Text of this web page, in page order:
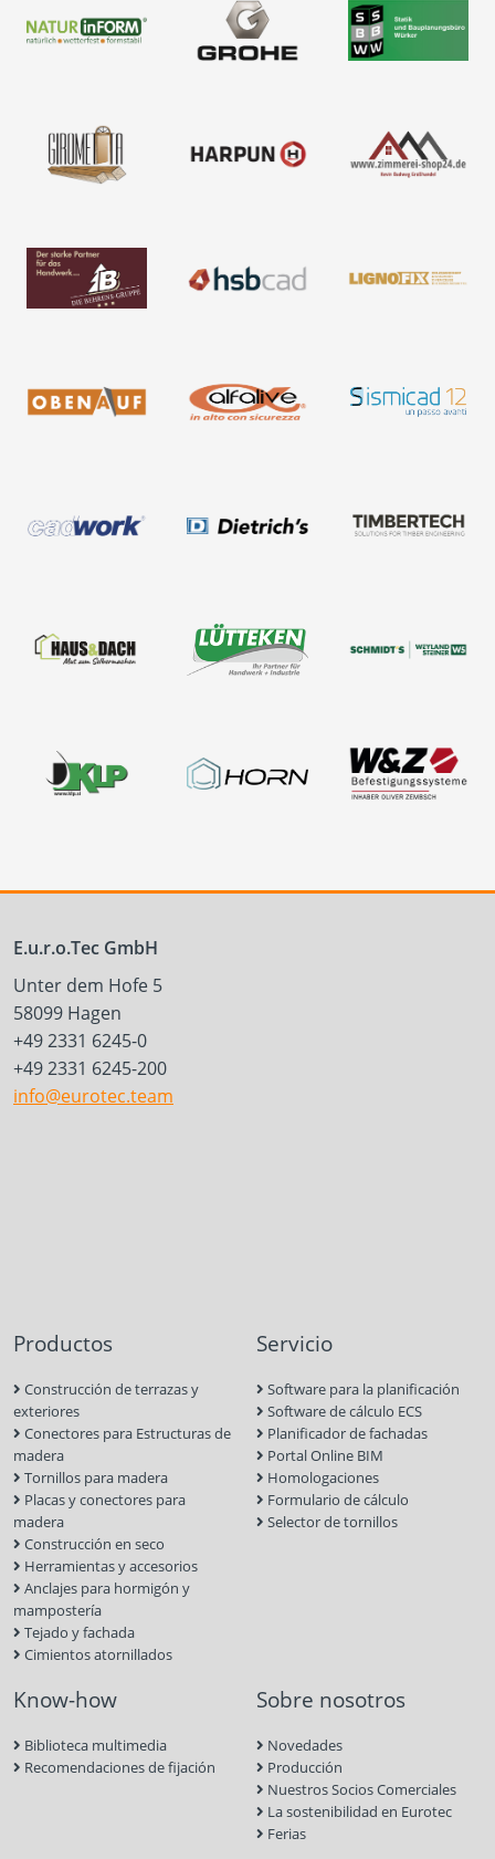
E.u.r.o.Tec GmbH
Unter dem Hofe 5
58099 Hagen
+49 2331 6245-0
+49 2331 6245-200
info@eurotec.team
Productos
Construcción de terrazas y
exteriores
Conectores para Estructuras de
madera
Tornillos para madera
Placas y conectores para
madera
Construcción en seco
Herramientas y accesorios
Anclajes para hormigón y
mampostería
Tejado y fachada
Cimientos atornillados
Servicio
Software para la planificación
Software de cálculo ECS
Planificador de fachadas
Portal Online BIM
Homologaciones
Formulario de cálculo
Selector de tornillos
Know-how
Biblioteca multimedia
Recomendaciones de fijación
Sobre nosotros
Novedades
Producción
Nuestros Socios Comerciales
La sostenibilidad en Eurotec
Ferias